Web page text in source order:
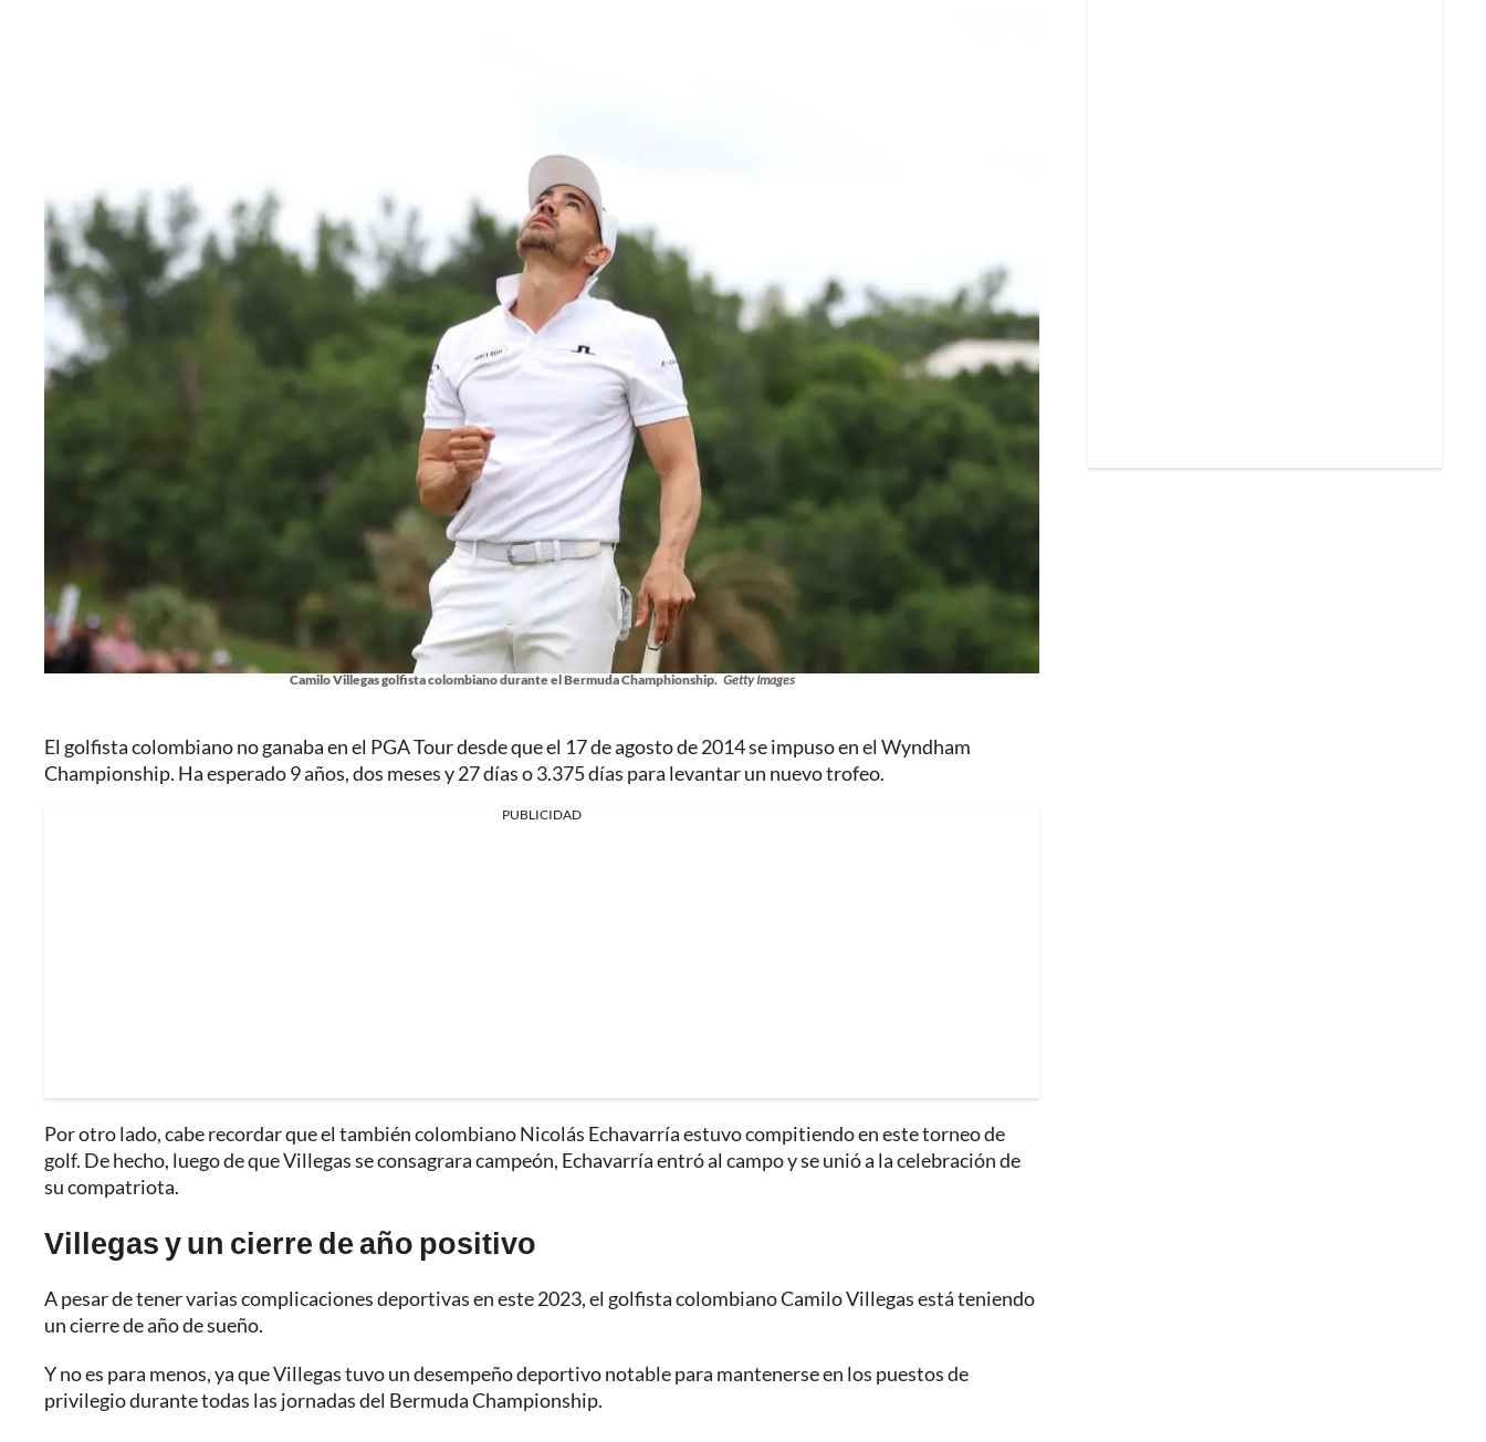
Camilo Villegas golfista colombiano durante el Bermuda Champhionship. Getty Images
El golfista colombiano no ganaba en el PGA Tour desde que el 17 de agosto de 2014 se impuso en el Wyndham
Championship. Ha esperado 9 años, dos meses y 27 días o 3.375 días para levantar un nuevo trofeo.
PUBLICIDAD
Por otro lado, cabe recordar que el también colombiano Nicolás Echavarría estuvo compitiendo en este torneo de
golf. De hecho, luego de que Villegas se consagrara campeón, Echavarría entró al campo y se unió a la celebración de
su compatriota.
Villegas y un cierre de año positivo
A pesar de tener varias complicaciones deportivas en este 2023, el golfista colombiano Camilo Villegas está teniendo
un cierre de año de sueño.
Y no es para menos, ya que Villegas tuvo un desempeño deportivo notable para mantenerse en los puestos de
privilegio durante todas las jornadas del Bermuda Championship.